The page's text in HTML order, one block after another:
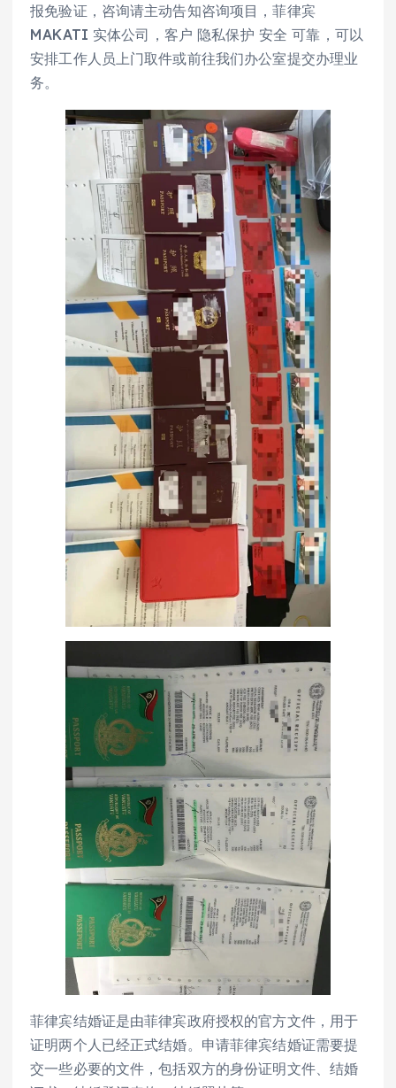
报免验证，咨询请主动告知咨询项目，菲律宾
MAKATI 实体公司，客户 隐私保护 安全 可靠，可以
安排工作人员上门取件或前往我们办公室提交办理业
务。
菲律宾结婚证是由菲律宾政府授权的官方文件，用于
证明两个人已经正式结婚。申请菲律宾结婚证需要提
交一些必要的文件，包括双方的身份证明文件、结婚